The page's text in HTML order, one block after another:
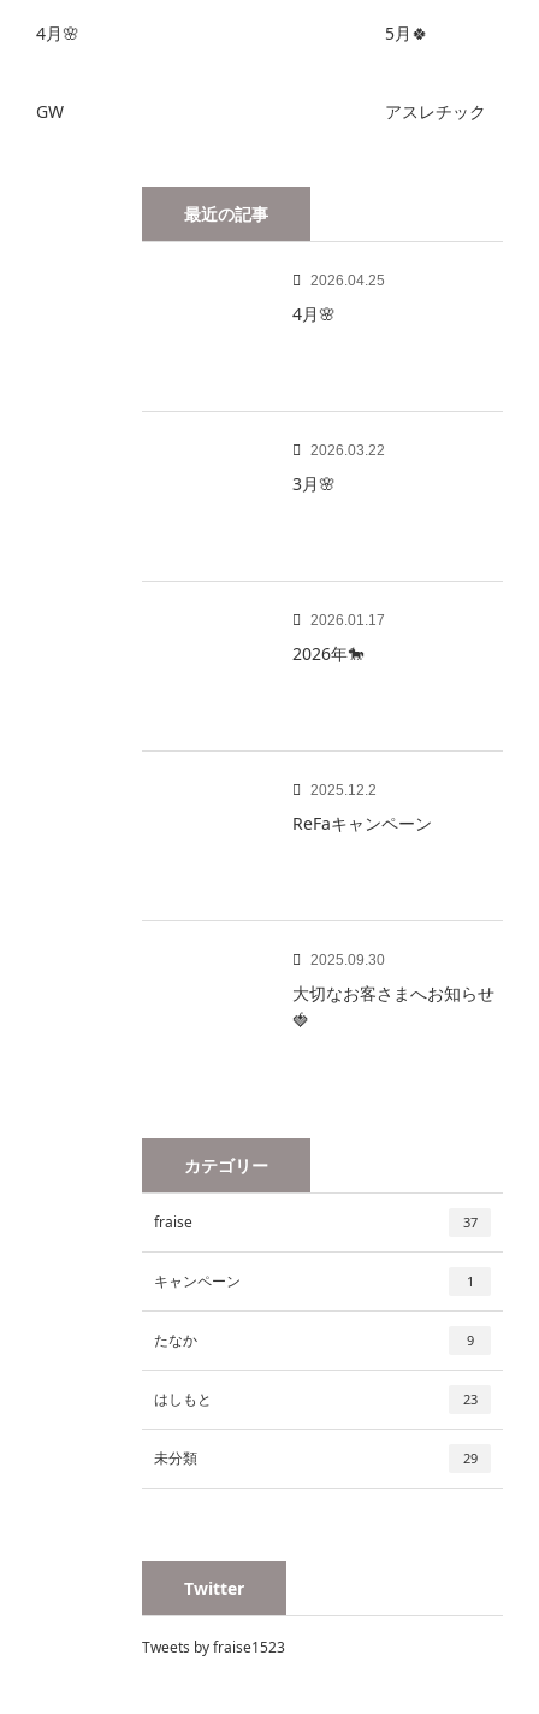
4月🌸 5月🍀
GW アスレチック
最近の記事
2026.04.25
4月🌸
2026.03.22
3月🌸
2026.01.17
2026年🐎
2025.12.2
ReFaキャンペーン
2025.09.30
大切なお客さまへお知らせ
🍓
カテゴリー
fraise 37
キャンペーン 1
たなか 9
はしもと 23
未分類 29
Twitter
Tweets by fraise1523